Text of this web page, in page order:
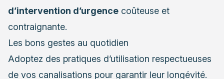
d’intervention d’urgence coûteuse et
contraignante.
Les bons gestes au quotidien
Adoptez des pratiques d’utilisation respectueuses
de vos canalisations pour garantir leur longévité.